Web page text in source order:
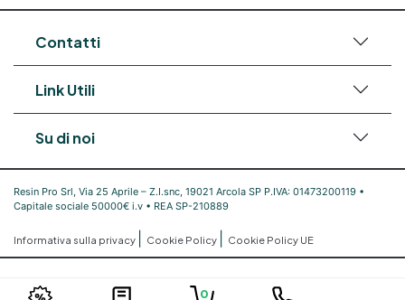
Contatti
Link Utili
Su di noi
Resin Pro Srl, Via 25 Aprile – Z.I.snc, 19021 Arcola SP P.IVA: 01473200119 •
Capitale sociale 50000€ i.v • REA SP-210889
Informativa sulla privacy Cookie Policy Cookie Policy UE
0